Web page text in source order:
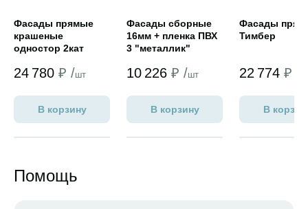
Фасады прямые
крашеные
одностор 2кат
24 780 ₽ /шт
В корзину
Фасады сборные
16мм + пленка ПВХ
3 "металлик"
10 226 ₽ /шт
В корзину
Фасады
Тимбер
22 774 ₽ /
В
Помощь